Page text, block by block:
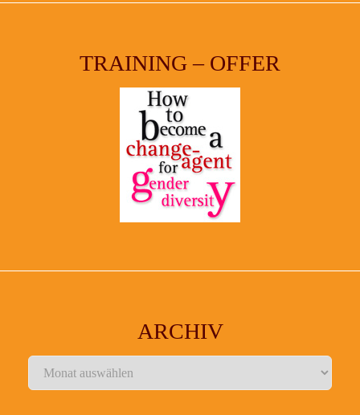
TRAINING – OFFER
ARCHIV
Archiv